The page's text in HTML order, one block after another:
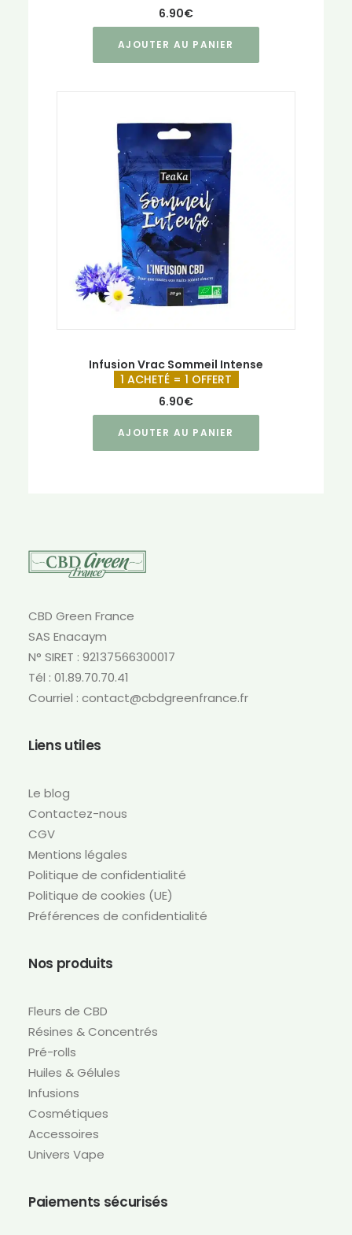
6.90€
AJOUTER AU PANIER
Infusion Vrac Sommeil Intense
1 ACHETÉ = 1 OFFERT
6.90€
AJOUTER AU PANIER
CBD Green France
SAS Enacaym
N° SIRET : 92137566300017
Tél : 01.89.70.70.41
Courriel : contact@cbdgreenfrance.fr
Liens utiles
Le blog
Contactez-nous
CGV
Mentions légales
Politique de confidentialité
Politique de cookies (UE)
Préférences de confidentialité
Nos produits
Fleurs de CBD
Résines & Concentrés
Pré-rolls
Huiles & Gélules
Infusions
Cosmétiques
Accessoires
Univers Vape
Paiements sécurisés